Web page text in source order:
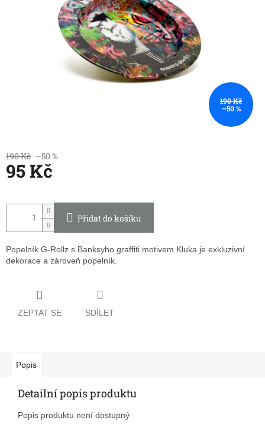
190 Kč
–50 %
190 Kč –50 %
95 Kč
cena:
Přidat do košíku
Popelník G-Rollz s Banksyho graffiti motivem Kluka je exkluzivní
dekorace a zároveň popelník.
ZEPTAT SE SDÍLET
Popis
Detailní popis produktu
Popis produktu není dostupný